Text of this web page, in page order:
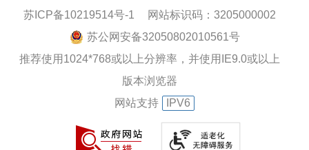
苏ICP备10219514号-1
网站标识码：3205000002
苏公网安备32050802010561号
推荐使用1024*768或以上分辨率，并使用IE9.0或以上
版本浏览器
网站支持
IPV6